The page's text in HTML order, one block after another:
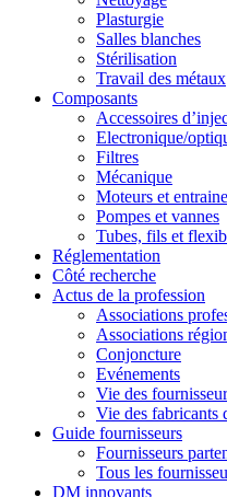
Plasturgie
Salles blanches
Stérilisation
Travail des métaux
Composants
Accessoires
Electronique/
Filtres
Mécanique
Moteurs et
Pompes et vannes
Tubes, fils et
Réglementation
Côté recherche
Actus de la profession
Associations
Associations
Conjoncture
Evénements
Vie des
Vie des fabricants
Guide fournisseurs
Fournisseurs
Tous les
DM innovants